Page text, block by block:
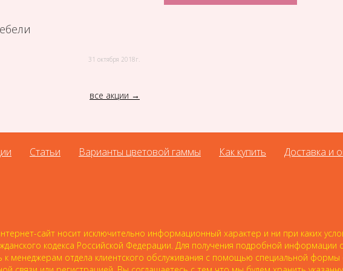
31 октября 2018г.
все акции
Статьи Варианты цветовой гаммы Как купить Доставка и
сайт носит исключительно информационный характер и ни при каких
кодекса Российской Федерации. Для получения подробной информации
к менеджерам отдела клиентского обслуживания с помощью специальной